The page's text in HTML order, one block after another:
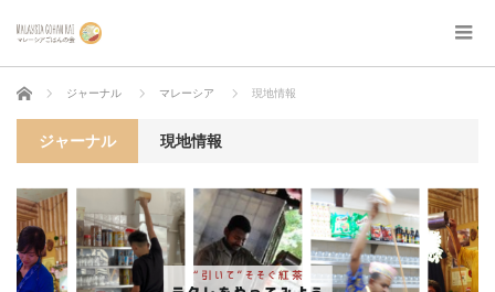
ホーム ジャーナル マレーシア 現地情報
ジャーナル 現地情報